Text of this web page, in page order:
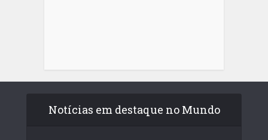
Notícias em destaque no Mundo